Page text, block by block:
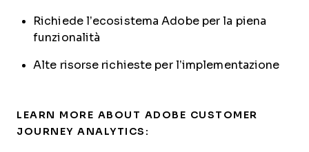
Richiede l’ecosistema Adobe per la piena
funzionalità
Alte risorse richieste per l’implementazione
LEARN MORE ABOUT ADOBE CUSTOMER
JOURNEY ANALYTICS: